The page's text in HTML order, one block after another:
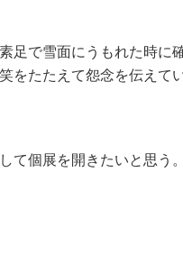
足で雪面にうもれた時に
をたたえて怨念を伝えて
個展を開きたいと思う。